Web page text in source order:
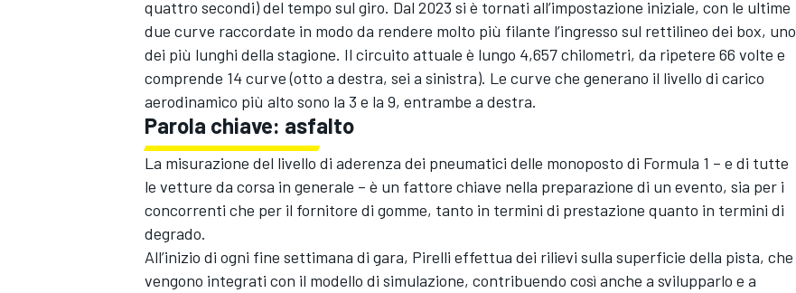
MONOMARCA
quattro secondi) del tempo sul giro. Dal 2023 si è tornati all’impostazione iniziale, con le ultime
due curve raccordate in modo da rendere molto più filante l’ingresso sul rettilineo dei box, uno
dei più lunghi della stagione. Il circuito attuale è lungo 4,657 chilometri, da ripetere 66 volte e
comprende 14 curve (otto a destra, sei a sinistra). Le curve che generano il livello di carico
aerodinamico più alto sono la 3 e la 9, entrambe a destra.
Parola chiave: asfalto
La misurazione del livello di aderenza dei pneumatici delle monoposto di Formula 1 – e di tutte
le vetture da corsa in generale – è un fattore chiave nella preparazione di un evento, sia per i
concorrenti che per il fornitore di gomme, tanto in termini di prestazione quanto in termini di
degrado.
All’inizio di ogni fine settimana di gara, Pirelli effettua dei rilievi sulla superficie della pista, che
vengono integrati con il modello di simulazione, contribuendo così anche a svilupparlo e a